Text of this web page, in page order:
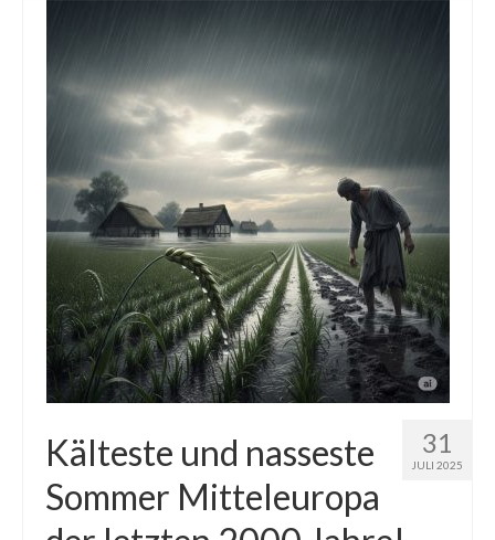
Die Kältepole der Nordhalbkugel: Kanadische
Arktis und Sibirien
Ellesmere Island – Die nördlichste Wildnis
Kanadas
Die Natur der Hudson-Bay und umliegender
Regionen
Die Laptewsee: Die Eisfabrik der Arktis
EisSued
Schneehöhen
Ostsee
Wetter Arktis Antarktis
Webcams
31
JULI 2025
Kälteste und nasseste
Sommer Mitteleuropa